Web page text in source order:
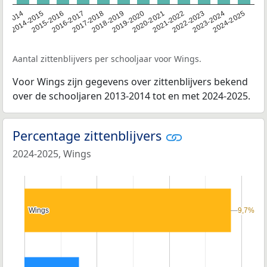
2014
2014-20152015-20162016-20172017-20182018-20192019-20202020-20212021-20222022-20232023-20242024-2025
Aantal zittenblijvers per schooljaar voor Wings.
Voor Wings zijn gegevens over zittenblijvers bekend
over de schooljaren 2013-2014 tot en met 2024-2025.
Percentage zittenblijvers
2024-2025, Wings
Wings
Wings 9,7%
9,7%